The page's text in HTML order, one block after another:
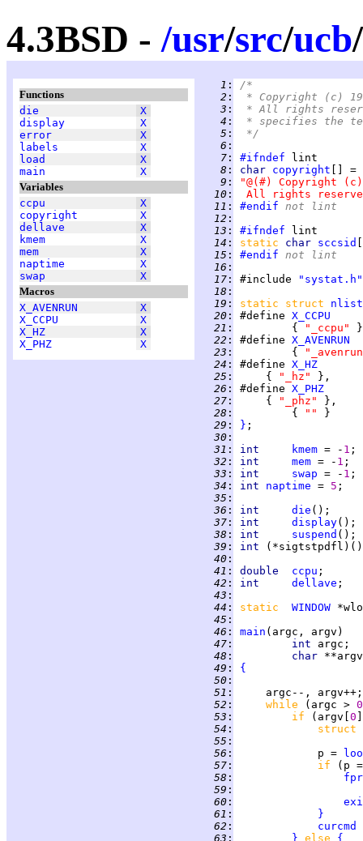
4.3BSD -/usr/src/ucb/
Functions
die
X
display
X
error
X
labels
X
load
X
main
X
Variables
ccpu
X
copyright
X
dellave
X
kmem
X
mem
X
naptime
X
swap
X
Macros
X_AVENRUN
X
X_CCPU
X
X_HZ
X
X_PHZ
X
   1
:
/*
   2
:
* Copyright (c)
   3
:
* All rights
   4
:
* specifies the
   5
:
*/
   6
:
   7
: #ifndef
   8
: char copyright
   9
:
"@(#) Copyright
  10
:
All rights
  11
: #endif not lint
  12
:
  13
: #ifndef
  14
: static char sccsid
  15
: #endif not lint
  16
:
  17
: #include
"systat.h"
  18
:
  19
: static struct nlist
  20
: #define X_CCPU
  21
:
         {
"_ccpu"
  22
: #define X_AVENRUN
  23
:
         {
  24
: #define X_HZ
  25
:
     {
"_hz"
  26
: #define X_PHZ
  27
:
     {
"_phz"
  28
:
         {
""
  29
: }
  30
:
  31
: int kmem = - 1
  32
: int mem = - 1
  33
: int swap = - 1
  34
: int naptime = 5
  35
:
  36
: int die
  37
: int display
  38
: int suspend
  39
:
int
  40
:
  41
: double ccpu
  42
: int dellave
  43
:
  44
: static WINDOW
  45
:
  46
: main
  47
: int
  48
:
char
  49
:
{
  50
:
  51
:
  52
: while (argc > 0
  53
: if (argv[ 0
  54
:
struct
  55
:
  56
:
             p =
  57
: if
(p
  58
:
  59
:
  60
:
  61
:
}
  62
:
curcmd
  63
: } else {